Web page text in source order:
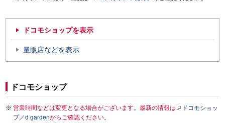
ドコモショップを表示
量販店などを表示
ドコモショップ
営業時間などは変更となる場合がございます。最新の情報は
ドコモショッ
プ／d gardenからご確認ください。